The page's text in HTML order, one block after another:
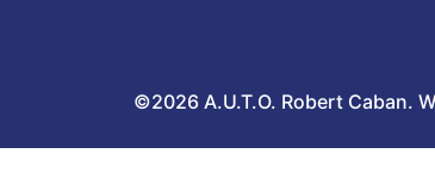
©2026 A.U.T.O. Robert Caban.